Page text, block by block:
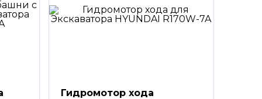
Гидромотор хода